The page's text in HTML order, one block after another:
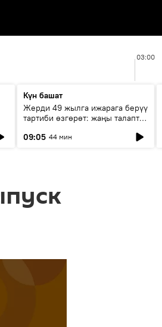
03:00
Күн башат
Жерди 49 жылга ижарага берүү
тартиби өзгөрөт: жаңы талаптар
09:05 44 мин